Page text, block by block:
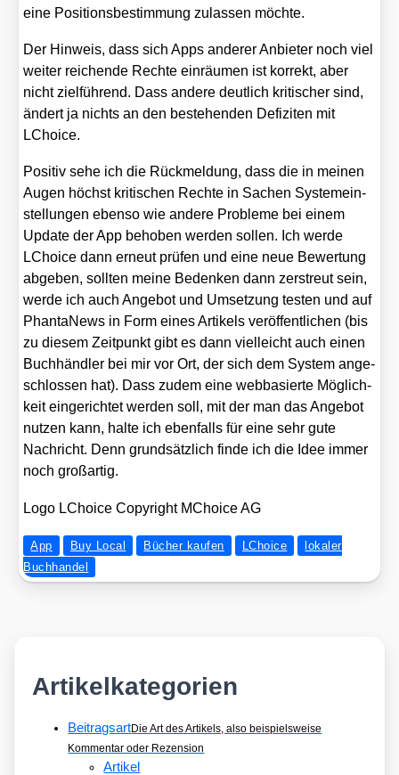
eine Posi­ti­ons­be­stim­mung zulas­sen möch­te.
Der Hin­weis, dass sich Apps ande­rer Anbie­ter noch viel
wei­ter rei­chen­de Rech­te ein­räu­men ist kor­rekt, aber
nicht ziel­füh­rend. Dass ande­re deut­lich kri­ti­scher sind,
ändert ja nichts an den bestehen­den Defi­zi­ten mit
LChoice.
Posi­tiv sehe ich die Rück­mel­dung, dass die in mei­nen
Augen höchst kri­ti­schen Rech­te in Sachen Sys­tem­ein­
stel­lun­gen eben­so wie ande­re Pro­ble­me bei einem
Update der App beho­ben wer­den sol­len. Ich wer­de
LChoice dann erneut prü­fen und eine neue Bewer­tung
abge­ben, soll­ten mei­ne Beden­ken dann zer­streut sein,
wer­de ich auch Ange­bot und Umset­zung tes­ten und auf
Phan­ta­News in Form eines Arti­kels ver­öf­fent­li­chen (bis
zu die­sem Zeit­punkt gibt es dann viel­leicht auch einen
Buch­händ­ler bei mir vor Ort, der sich dem Sys­tem ange­
schlos­sen hat). Dass zudem eine web­ba­sier­te Mög­lich­
keit ein­ge­rich­tet wer­den soll, mit der man das Ange­bot
nut­zen kann, hal­te ich eben­falls für eine sehr gute
Nach­richt. Denn grund­sätz­lich fin­de ich die Idee immer
noch groß­ar­tig.
Logo LChoice Co­py­right MChoice AG
App Buy Local Bücher kaufen LChoice
lokaler
Buchhandel
Artikelkategorien
BeitragsartDie Art des Artikels, also beispielsweise
Kommentar oder Rezension
Artikel